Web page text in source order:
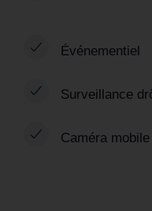
Événementiel
Surveillance
Caméra mobile